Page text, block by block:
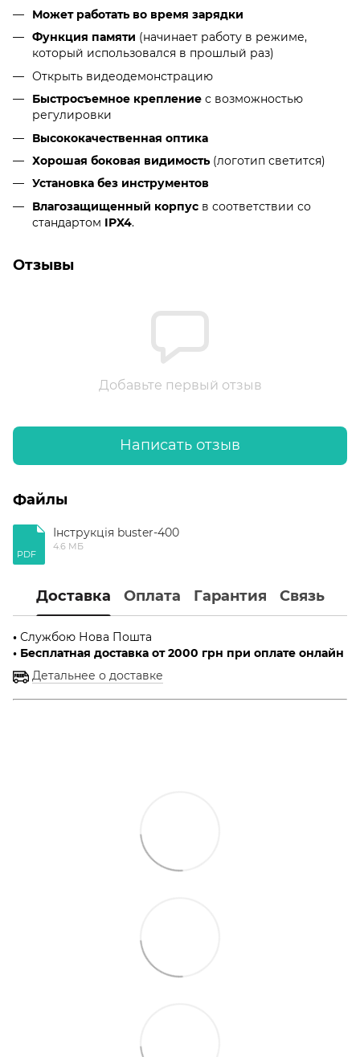
Может работать во время зарядки
Функция памяти (начинает работу в режиме,
который использовался в прошлый раз)
Открыть видеодемонстрацию
Быстросъемное крепление с возможностью
регулировки
Высококачественная оптика
Хорошая боковая видимость (логотип светится)
Установка без инструментов
Влагозащищенный корпус в соответствии со
стандартом IPX4.
Отзывы
Добавьте первый отзыв
Написать отзыв
Файлы
PDF
Інструкція buster-400
4.6 МБ
Доставка Оплата Гарантия Связь
• Службою Нова Пошта
• Бесплатная доставка от 2000 грн при оплате онлайн
Детальнее о доставке